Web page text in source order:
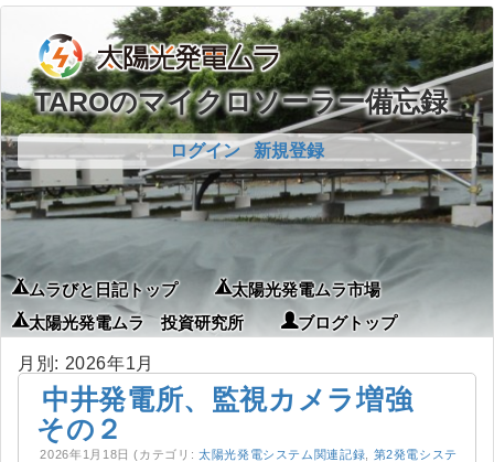
TAROのマイクロソーラー備忘録
ログイン 新規登録
ムラびと日記トップ
太陽光発電ムラ市場
太陽光発電ムラ 投資研究所
ブログトップ
月別: 2026年1月
中井発電所、監視カメラ増強
その２
2026年1月18日 (カテゴリ: 太陽光発電システム関連記録
第2発電システ